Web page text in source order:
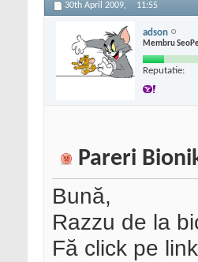
30th April 2009, 11:55
adson
Membru
Reputatie:
Pareri
Bună,
Razzu de la
Fă click pe